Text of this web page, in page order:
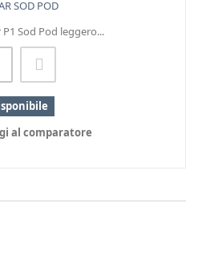
SOD POD
Sod Pod leggero...
al comparatore